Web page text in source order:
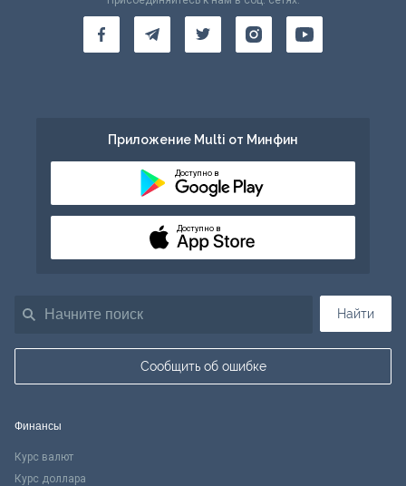
Найти
Сообщить об ошибке
Приложение Multi от Минфин
Доступно в
Доступно в
Финансы
Курс валют
Курс доллара